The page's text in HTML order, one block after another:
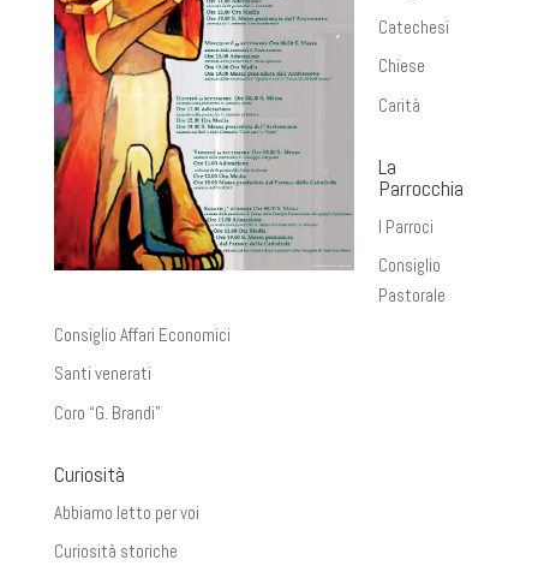
Catechesi
Chiese
Carità
La
Parrocchia
I Parroci
Consiglio
Pastorale
Consiglio Affari Economici
Santi venerati
Coro “G. Brandi”
Curiosità
Abbiamo letto per voi
Curiosità storiche